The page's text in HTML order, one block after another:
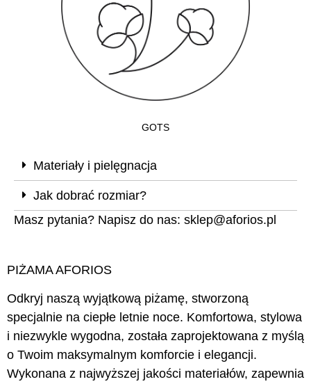
GOTS
Materiały i pielęgnacja
Jak dobrać rozmiar?
Masz pytania? Napisz do nas: sklep@aforios.pl
PIŻAMA AFORIOS
Odkryj naszą wyjątkową piżamę, stworzoną
specjalnie na ciepłe letnie noce. Komfortowa, stylowa
i niezwykle wygodna, została zaprojektowana z myślą
o Twoim maksymalnym komforcie i elegancji.
Wykonana z najwyższej jakości materiałów, zapewnia